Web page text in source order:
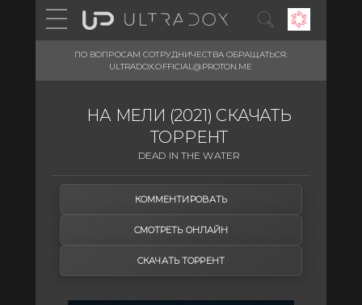
ПО ВОПРОСАМ СОТРУДНИЧЕСТВА ОБРАЩАТЬСЯ:
ULTRADOX.OFFICIAL@PROTON.ME
НА МЕЛИ (2021) СКАЧАТЬ
ТОРРЕНТ
DEAD IN THE WATER
КОММЕНТИРОВАТЬ
СМОТРЕТЬ ОНЛАЙН
СКАЧАТЬ ТОРРЕНТ